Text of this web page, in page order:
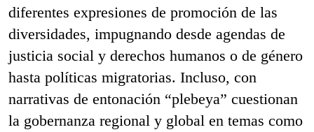
diferentes expresiones de promoción de las
diversidades, impugnando desde agendas de
justicia social y derechos humanos o de género
hasta políticas migratorias. Incluso, con
narrativas de entonación “plebeya” cuestionan
la gobernanza regional y global en temas como